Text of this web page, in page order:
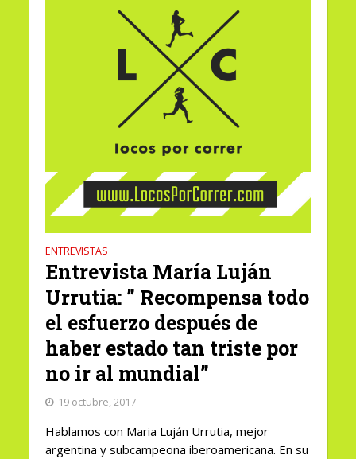
ENTREVISTAS
Entrevista María Luján
Urrutia: ” Recompensa todo
el esfuerzo después de
haber estado tan triste por
no ir al mundial”
19 octubre, 2017
Hablamos con Maria Luján Urrutia, mejor
argentina y subcampeona iberoamericana. En su